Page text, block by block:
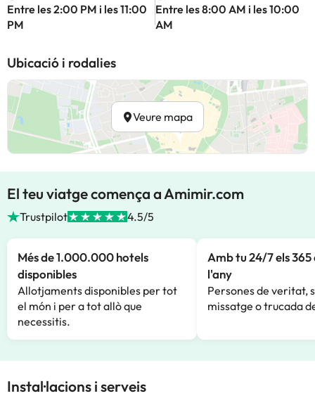
Entre les 2:00 PM i les 11:00
PM
Entre les 8:00 AM i les 10:00
AM
Ubicació i rodalies
Veure mapa
El teu viatge comença a Amimir.com
Trustpilot 4.5/5
Més de 1.000.000 hotels
disponibles
Allotjaments disponibles per tot
el món i per a tot allò que
necessitis.
Amb tu 24/7 els 365
l'any
Persones de veritat,
missatge o trucada
Instal·lacions i serveis